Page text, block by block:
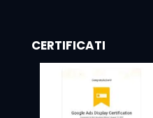
CERTIFICATI